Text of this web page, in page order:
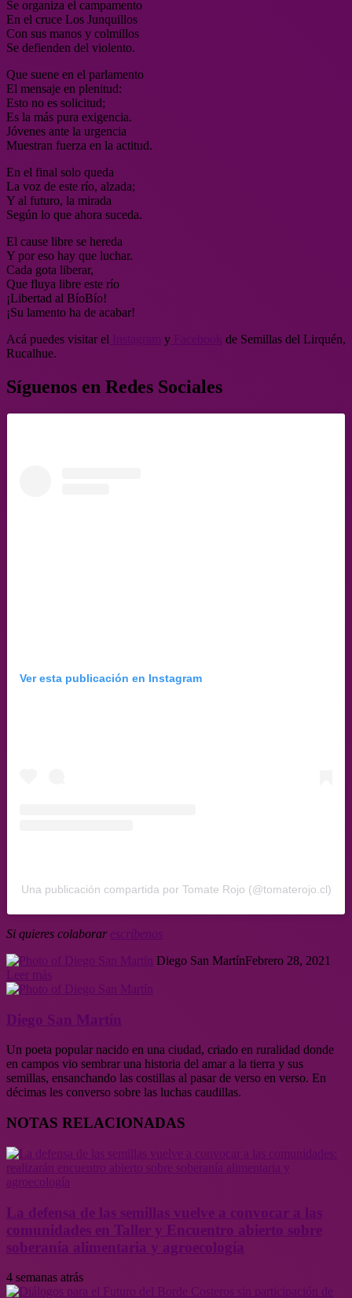
Se organiza el campamento
En el cruce Los Junquillos
Con sus manos y colmillos
Se defienden del violento.
Que suene en el parlamento
El mensaje en plenitud:
Esto no es solicitud;
Es la más pura exigencia.
Jóvenes ante la urgencia
Muestran fuerza en la actitud.
En el final solo queda
La voz de este río, alzada;
Y al futuro, la mirada
Según lo que ahora suceda.
El cause libre se hereda
Y por eso hay que luchar.
Cada gota liberar,
Que fluya libre este río
¡Libertad al BíoBío!
¡Su lamento ha de acabar!
Acá puedes visitar el
y
de Semillas del Lirquén,
Rucalhue.
Síguenos en Redes Sociales
Ver esta publicación en Instagram
Una publicación compartida por Tomate Rojo (@tomaterojo.cl)
Si quieres colaborar
Diego San MartínFebrero 28, 2021
Diego San Martín
Un poeta popular nacido en una ciudad, criado en ruralidad donde
en campos vio sembrar una historia del amar a la tierra y sus
semillas, ensanchando las costillas al pasar de verso en verso. En
décimas les converso sobre las luchas caudillas.
NOTAS RELACIONADAS
La defensa de las semillas vuelve a convocar a las
comunidades en Taller y Encuentro abierto sobre
soberanía alimentaria y agroecología
4 semanas atrás